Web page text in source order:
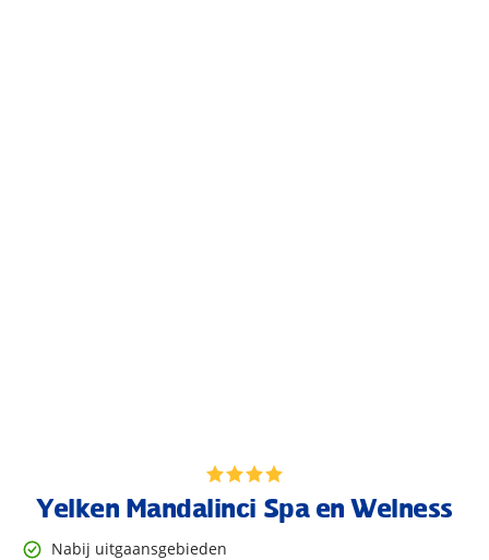
Yelken Mandalinci Spa en Welness
Nabij uitgaansgebieden